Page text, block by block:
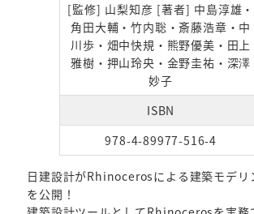
[監修] 山梨知彦 [著者] 中島淳雄・
角田大輔・竹内聡・斎藤浩章・中
川歩・畑中快規・熊野優美・田上
雅樹・押山玲央・金野圭祐・深澤
妙子
ISBN
978-4-89977-516-4
日建設計がRhinocerosによる建築モデリ
を公開！